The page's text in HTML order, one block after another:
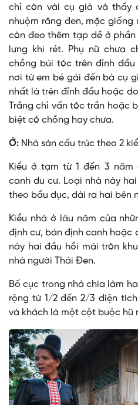
chỉ còn vài cụ già và thầy
nhuộm răng đen, mặc giống
còn đeo thêm tạp dề ở
lưng khi rét. Phụ nữ chưa
chồng búi tóc trên đỉnh
nơi từ em bé gái đến bà cụ
nhất là trên đỉnh đầu hoặc
Trắng chỉ vấn tóc trần hoặc
biệt có chồng hay chưa.
Ở: Nhà sàn cấu trúc theo 2
Kiểu ở tạm từ 1 đến 3 năm
canh du cư. Loại nhà này
theo bầu dục, dài ra hai bên
Kiểu nhà ở lâu năm của
định cư, bán định canh hoặc
này hai đầu hồi mái tròn
nhà người Thái Ðen.
Bố cục trong nhà chia làm
rộng từ 1/2 đến 2/3 diện
và khách là một cột buộc hũ